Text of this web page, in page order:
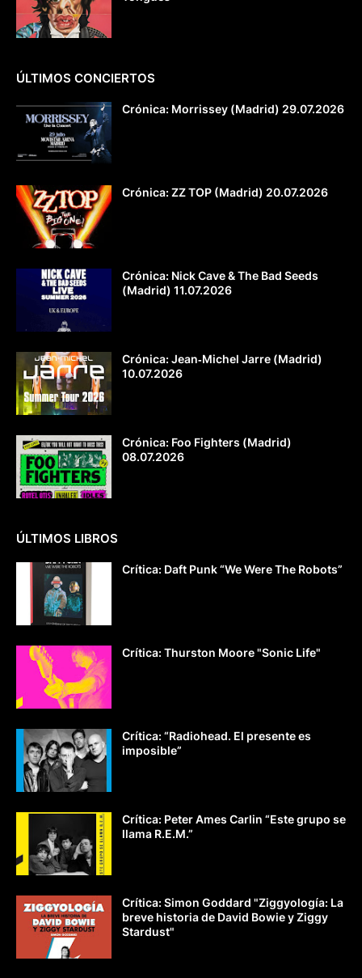
ÚLTIMOS CONCIERTOS
Crónica: Morrissey (Madrid) 29.07.2026
Crónica: ZZ TOP (Madrid) 20.07.2026
Crónica: Nick Cave & The Bad Seeds
(Madrid) 11.07.2026
Crónica: Jean‐Michel Jarre (Madrid)
10.07.2026
Crónica: Foo Fighters (Madrid)
08.07.2026
ÚLTIMOS LIBROS
Crítica: Daft Punk “We Were The Robots”
Crítica: Thurston Moore "Sonic Life"
Crítica: “Radiohead. El presente es
imposible”
Crítica: Peter Ames Carlin “Este grupo se
llama R.E.M.”
Crítica: Simon Goddard "Ziggyología: La
breve historia de David Bowie y Ziggy
Stardust"